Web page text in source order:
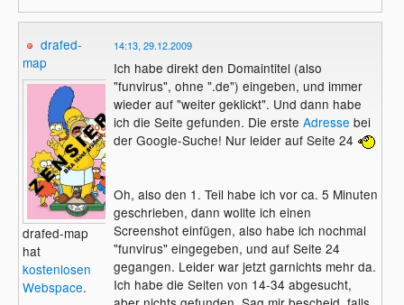
drafed-
map
drafed-map
hat
kostenlosen
Webspace.
14:13, 29.12.2009
Ich habe direkt den Domaintitel (also
"funvirus", ohne ".de") eingeben, und immer
wieder auf "weiter geklickt". Und dann habe
ich die Seite gefunden. Die erste Adresse bei
der Google-Suche! Nur leider auf Seite 24
Oh, also den 1. Teil habe ich vor ca. 5 Minuten
geschrieben, dann wollte ich einen
Screenshot einfügen, also habe ich nochmal
"funvirus" eingegeben, und auf Seite 24
gegangen. Leider war jetzt garnichts mehr da.
Ich habe die Seiten von 14-34 abgesucht,